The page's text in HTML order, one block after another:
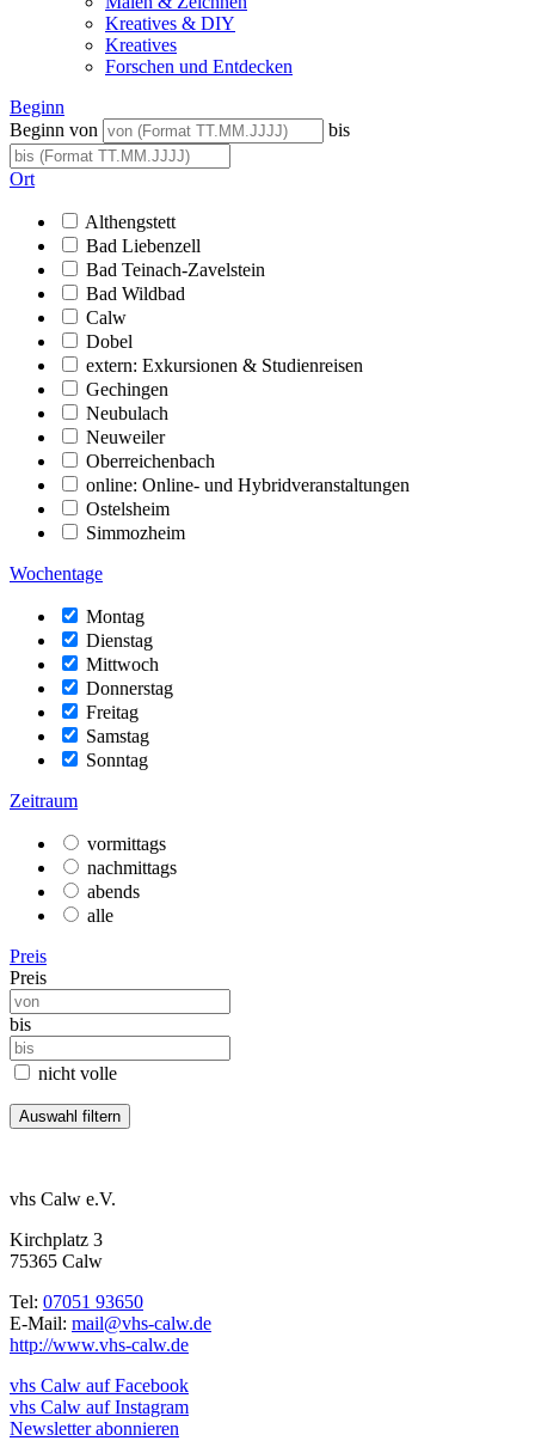
Kreatives & DIY
Kreatives
Forschen und Entdecken
Beginn
Beginn von
bis
Ort
Althengstett
Bad Liebenzell
Bad Teinach-Zavelstein
Bad Wildbad
Calw
Dobel
extern: Exkursionen & Studienreisen
Gechingen
Neubulach
Neuweiler
Oberreichenbach
online: Online- und Hybridveranstaltungen
Ostelsheim
Simmozheim
Wochentage
Montag
Dienstag
Mittwoch
Donnerstag
Freitag
Samstag
Sonntag
Zeitraum
vormittags
nachmittags
abends
alle
Preis
Preis
bis
nicht volle
vhs Calw e.V.
Kirchplatz 3
75365 Calw
Tel: 07051 93650
E-Mail: mail@vhs-calw.de
http://www.vhs-calw.de
vhs Calw auf Facebook
vhs Calw auf Instagram
Newsletter abonnieren